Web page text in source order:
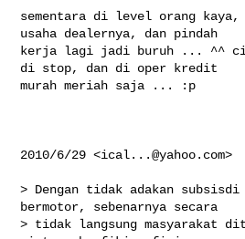
sementara di level orang
usaha dealernya, dan pindah
kerja lagi jadi buruh ... ^^
di stop, dan di oper kredit
murah meriah saja ... :p
2010/6/29 <ical...@yahoo.com>
> Dengan tidak adakan subsisdi
bermotor, sebenarnya secara
> tidak langsung masyarakat